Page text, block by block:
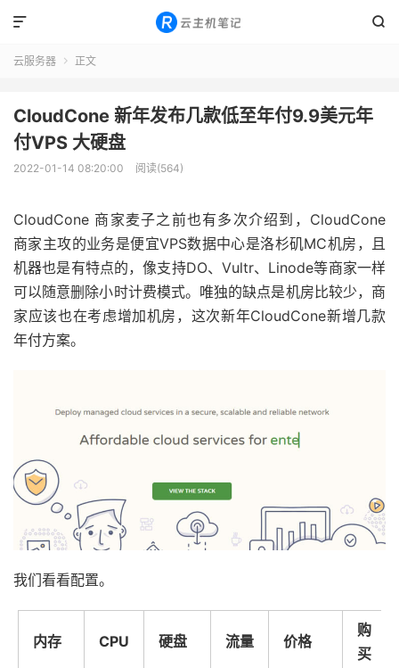


云服务器  正文
CloudCone 新年发布几款低至年付9.9美元年
付VPS 大硬盘
2022-01-14 08:20:00 阅读(564)
CloudCone 商家麦子之前也有多次介绍到，CloudCone
商家主攻的业务是便宜VPS数据中心是洛杉矶MC机房，且
机器也是有特点的，像支持DO、Vultr、Linode等商家一样
可以随意删除小时计费模式。唯独的缺点是机房比较少，商
家应该也在考虑增加机房，这次新年CloudCone新增几款
年付方案。
我们看看配置。
内存 CPU 硬盘 流量 价格
购
买